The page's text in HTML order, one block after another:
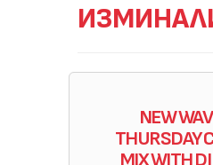
NEW
THURSDAY
MIX WITH